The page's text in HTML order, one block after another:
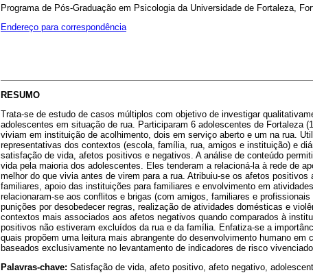
Programa de Pós-Graduação em Psicologia da Universidade de Fortaleza,
Endereço para correspondência
RESUMO
Trata-se de estudo de casos múltiplos com objetivo de investigar
adolescentes em situação de rua. Participaram 6 adolescentes de Fortaleza
viviam em instituição de acolhimento, dois em serviço aberto e um na rua.
representativas dos contextos (escola, família, rua, amigos e instituição) e
satisfação de vida, afetos positivos e negativos. A análise de conteúdo
vida pela maioria dos adolescentes. Eles tenderam a relacioná-la à rede de
melhor do que vivia antes de virem para a rua. Atribuiu-se os afetos
familiares, apoio das instituições para familiares e envolvimento em
relacionaram-se aos conflitos e brigas (com amigos, familiares e
punições por desobedecer regras, realização de atividades domésticas e
contextos mais associados aos afetos negativos quando comparados à
positivos não estiveram excluídos da rua e da família. Enfatiza-se a
quais propõem uma leitura mais abrangente do desenvolvimento humano em
baseados exclusivamente no levantamento de indicadores de risco
Palavras-chave: Satisfação de vida, afeto positivo, afeto negativo,